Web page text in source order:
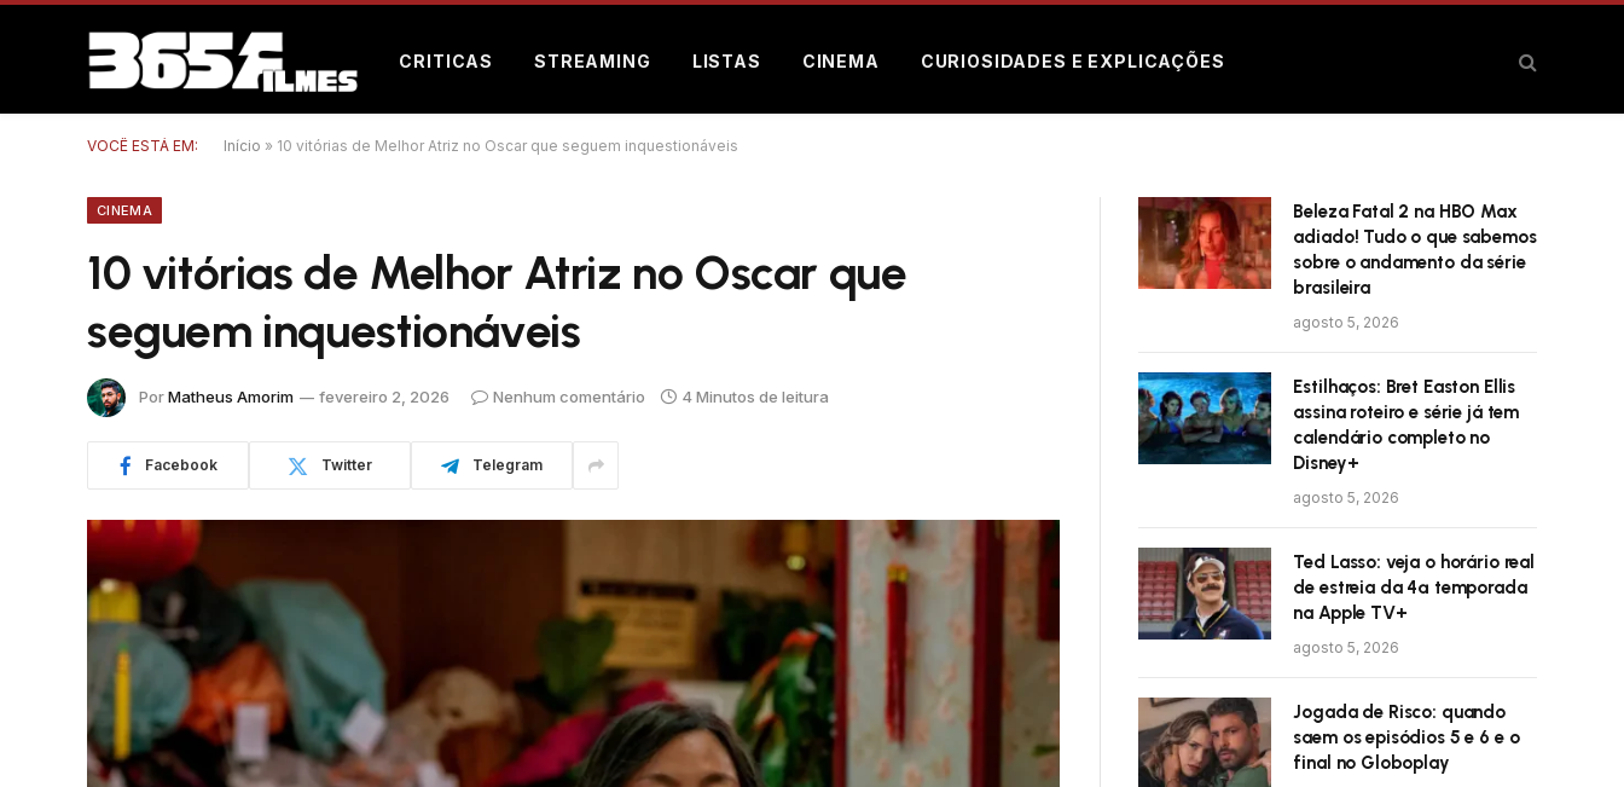
CRITICAS STREAMING LISTAS CINEMA CURIOSIDADES E EXPLICAÇÕES
VOCÊ ESTÁ EM: Início » 10 vitórias de Melhor Atriz no Oscar que seguem inquestionáveis
CINEMA
10 vitórias de Melhor Atriz no Oscar que
seguem inquestionáveis
PorMatheus Amorim fevereiro 2, 2026 Nenhum comentário 4 Minutos de leitura
Facebook Twitter Telegram
Beleza Fatal 2 na HBO Max
adiado! Tudo o que sabemos
sobre o andamento da série
brasileira
agosto 5, 2026
Estilhaços: Bret Easton Ellis
assina roteiro e série já tem
calendário completo no
Disney+
agosto 5, 2026
Ted Lasso: veja o horário real
de estreia da 4ª temporada
na Apple TV+
agosto 5, 2026
Jogada de Risco: quando
saem os episódios 5 e 6 e o
final no Globoplay